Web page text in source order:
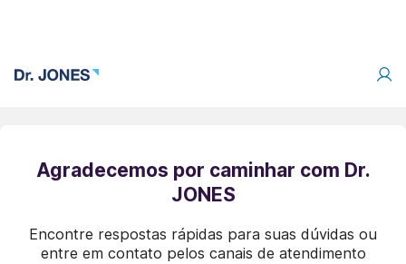
Agradecemos por caminhar com Dr.
JONES
Encontre respostas rápidas para suas dúvidas ou
entre em contato pelos canais de atendimento